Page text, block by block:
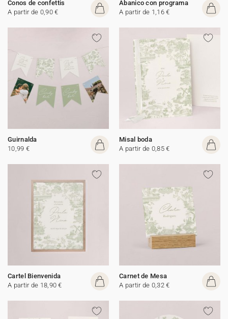
Conos de confettis
A partir de 0,90 €
Abanico con programa
A partir de 1,16 €
Guirnalda
10,99 €
Misal boda
A partir de 0,85 €
Cartel Bienvenida
A partir de 18,90 €
Carnet de Mesa
A partir de 0,32 €